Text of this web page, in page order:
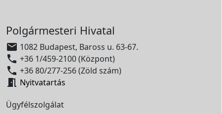
Polgármesteri Hivatal
 1082 Budapest, Baross u. 63-67.
 +36 1/459-2100 (Központ)
 +36 80/277-256 (Zöld szám)
 Nyitvatartás
Ügyfélszolgálat